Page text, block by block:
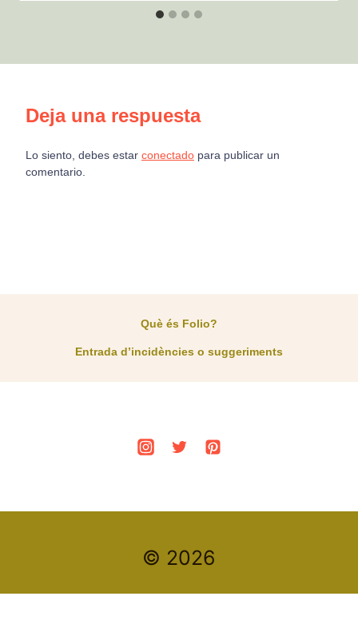
Deja una respuesta
Lo siento, debes estar conectado para publicar un
comentario.
Què és Folio?
Entrada d’incidències o suggeriments
© 2026